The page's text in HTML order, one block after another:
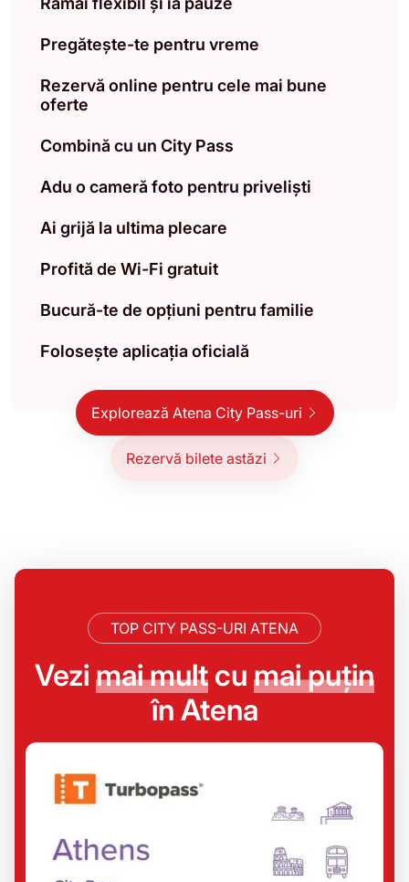
Pregătește-te pentru vreme
Rezervă online pentru cele mai bune
oferte
Combină cu un City Pass
Adu o cameră foto pentru priveliști
Ai grijă la ultima plecare
Profită de Wi-Fi gratuit
Bucură-te de opțiuni pentru familie
Folosește aplicația oficială
Explorează Atena City Pass-uri
Rezervă bilete astăzi
TOP CITY PASS-URI ATENA
Vezi mai mult cu mai puțin
în Atena